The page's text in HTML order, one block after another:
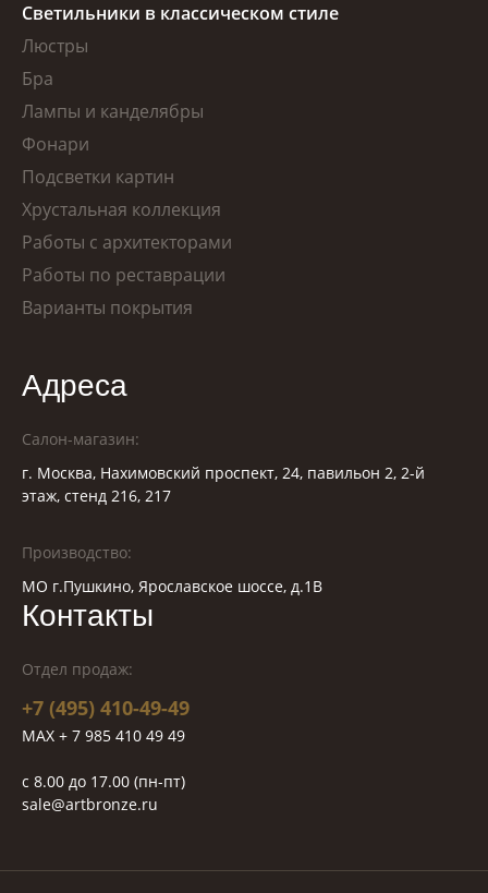
Светильники в классическом стиле
Люстры
Бра
Лампы и канделябры
Фонари
Подсветки картин
Хрустальная коллекция
Работы с архитекторами
Работы по реставрации
Варианты покрытия
Адреса
Салон-магазин:
г. Москва, Нахимовский проспект, 24, павильон 2, 2-й
этаж, стенд 216, 217
Производство:
МО г.Пушкино, Ярославское шоссе, д.1В
Контакты
Отдел продаж:
+7 (495) 410-49-49
MAX + 7 985 410 49 49
c 8.00 до 17.00 (пн-пт)
sale@artbronze.ru